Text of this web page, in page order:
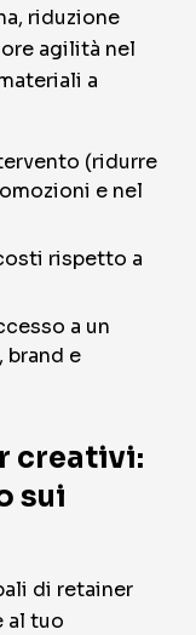
riduzione
agilità nel
a
(ridurre
e nel
rispetto a
a un
brand e
creativi:
sui
di retainer
al tuo